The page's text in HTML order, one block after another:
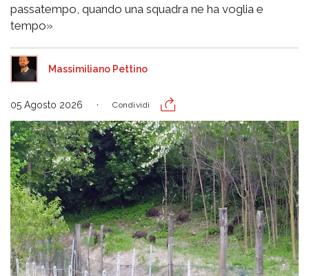
passatempo, quando una squadra ne ha voglia e
tempo»
Massimiliano Pettino
05 Agosto 2026 Condividi